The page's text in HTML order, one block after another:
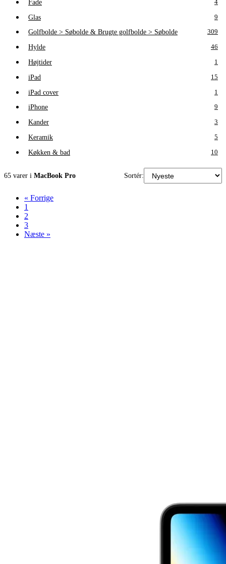
Fade 4
Glas 9
Golfbolde > Søbolde & Brugte golfbolde > Søbolde 309
Hylde 46
Højtider 1
iPad 15
iPad cover 1
iPhone 9
Kander 3
Keramik 5
Køkken & bad 10
65 varer i MacBook Pro Sortér:
« Forrige
1
2
3
Næste »